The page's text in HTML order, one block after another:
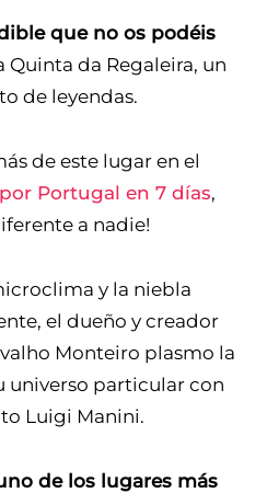
que no os podéis
Quinta da Regaleira, un
de leyendas.
de este lugar en el
Portugal en 7 días,
a nadie!
y la niebla
el dueño y creador
Monteiro plasmo la
universo particular con
Luigi Manini.
de los lugares más